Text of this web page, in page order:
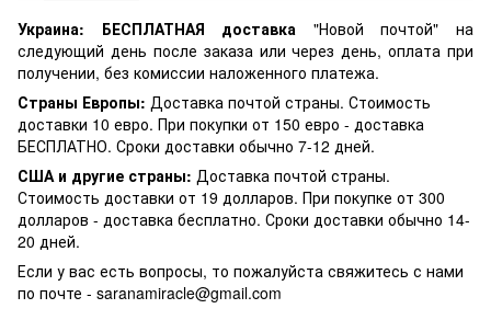
Украина: БЕСПЛАТНАЯ доставка "Новой почтой" на
следующий день после заказа или через день, оплата при
получении, без комиссии наложенного платежа.
Страны Европы: Доставка почтой страны. Стоимость
доставки 10 евро. При покупки от 150 евро - доставка
БЕСПЛАТНО. Сроки доставки обычно 7-12 дней.
США и другие страны: Доставка почтой страны.
Стоимость доставки от 19 долларов. При покупке от 300
долларов - доставка бесплатно. Сроки доставки обычно 14-
20 дней.
Если у вас есть вопросы, то пожалуйста свяжитесь с нами
по почте - saranamiracle@gmail.com